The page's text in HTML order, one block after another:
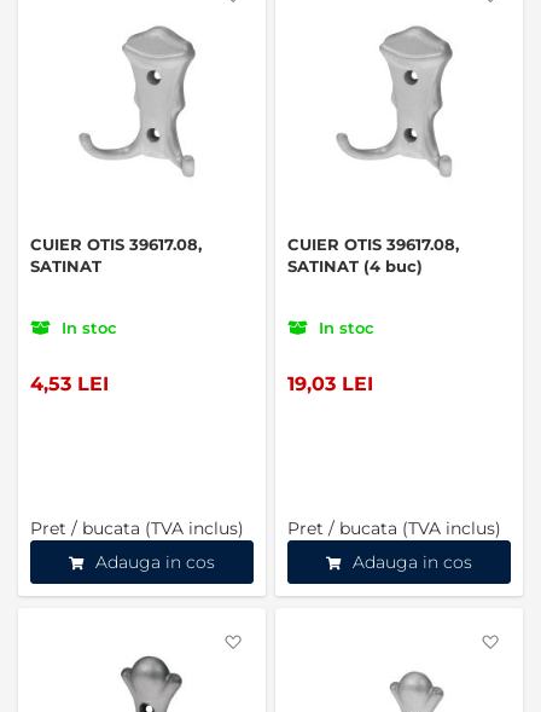
CUIER OTIS 39617.08,
SATINAT
In stoc
4,53 LEI
Pret / bucata (TVA inclus)
Adauga in cos
CUIER OTIS 39617.08,
SATINAT (4 buc)
In stoc
19,03 LEI
Pret / bucata (TVA inclus)
Adauga in cos